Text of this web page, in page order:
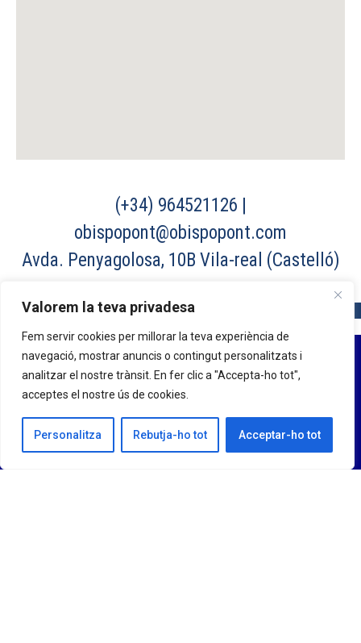
Valorem la teva privadesa
Fem servir cookies per millorar la teva experiència de
navegació, mostrar anuncis o contingut personalitzats i
analitzar el nostre trànsit. En fer clic a "Accepta-ho tot",
acceptes el nostre ús de cookies.
Personalitza Rebutja-ho tot Acceptar-ho tot
(+34) 964521126 |
obispopont@obispopont.com
Avda. Penyagolosa, 10B Vila-real (Castelló)